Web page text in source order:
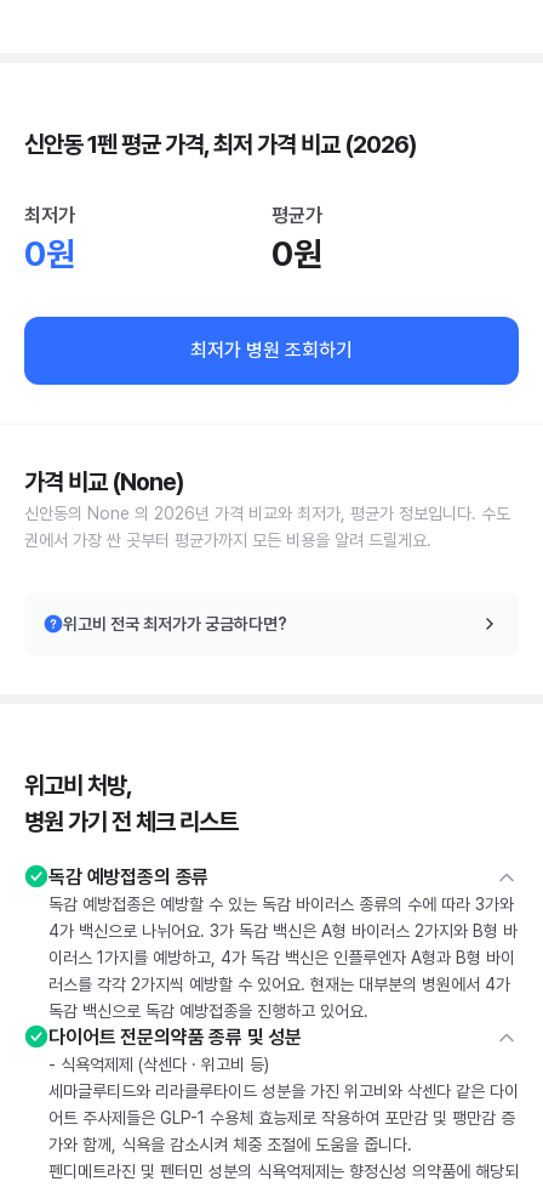
신안동 1펜 평균 가격, 최저 가격 비교 (2026)
최저가
0원
평균가
0원
최저가 병원 조회하기
가격 비교 (None)
신안동의 None 의 2026년 가격 비교와 최저가, 평균가 정보입니다. 수도
권에서 가장 싼 곳부터 평균가까지 모든 비용을 알려 드릴게요.
위고비 전국 최저가가 궁금하다면?
위고비 처방,
병원 가기 전 체크 리스트
독감 예방접종의 종류
독감 예방접종은 예방할 수 있는 독감 바이러스 종류의 수에 따라 3가와
4가 백신으로 나뉘어요. 3가 독감 백신은 A형 바이러스 2가지와 B형 바
이러스 1가지를 예방하고, 4가 독감 백신은 인플루엔자 A형과 B형 바이
러스를 각각 2가지씩 예방할 수 있어요. 현재는 대부분의 병원에서 4가
독감 백신으로 독감 예방접종을 진행하고 있어요.
다이어트 전문의약품 종류 및 성분
- 식욕억제제 (삭센다 · 위고비 등)
세마글루티드와 리라클루타이드 성분을 가진 위고비와 삭센다 같은 다이
어트 주사제들은 GLP-1 수용체 효능제로 작용하여 포만감 및 팽만감 증
가와 함께, 식욕을 감소시켜 체중 조절에 도움을 줍니다.
펜디메트라진 및 펜터민 성분의 식욕억제제는 향정신성 의약품에 해당되